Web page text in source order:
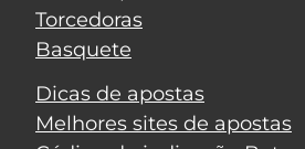
Torcedoras
Basquete
Dicas de apostas
Melhores sites de apostas